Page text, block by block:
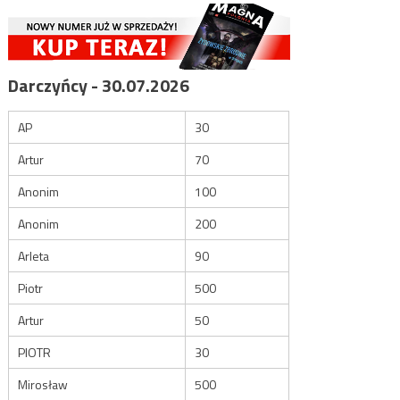
Darczyńcy - 30.07.2026
AP
30
Artur
70
Anonim
100
Anonim
200
Arleta
90
Piotr
500
Artur
50
PIOTR
30
Mirosław
500